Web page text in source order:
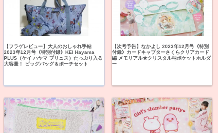
【フラゲレビュー】大人のおしゃれ手帖
2023年12月号《特別付録》KEI Hayama
PLUS（ケイ ハヤマ プリュス）たっぷり入る
大容量！ ビッグバッグ＆ポーチセット
【次号予告】なかよし 2023年12月号《特別
付録》カードキャプターさくらクリアカード
編 メモリアル★クリスタル柄ポケットホルダ
ー